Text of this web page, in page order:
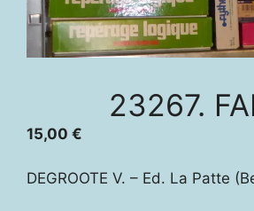
23267.
15,00 €
DEGROOTE V. – Ed. La Patte